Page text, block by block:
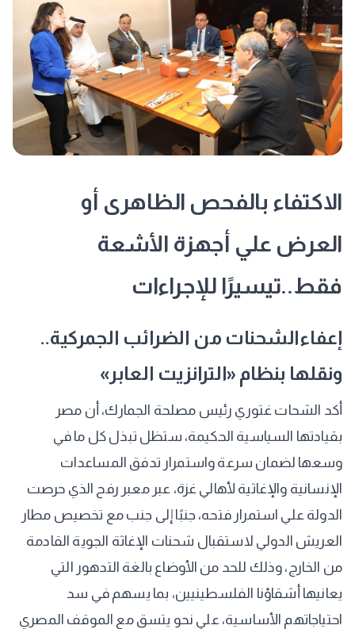
الاكتفاء بالفحص الظاهرى أو
العرض علي أجهزة الأشعة
فقط..تيسيرًا للإجراءات
إعفاءالشحنات من الضرائب الجمركية..
ونقلها بنظام «الترانزيت العابر»
أكد الشحات غتوري رئيس مصلحة الجمارك، أن مصر
بقيادتها السياسية الحكيمة، ستظل تبذل كل ما في
وسعها لضمان سرعة واستمرار تدفق المساعدات
الإنسانية والإغاثية لأهالي غزة، عبر معبر رفح الذي حرصت
الدولة علي استمرار فتحه، جنبًا إلى جنب مع تخصيص مطار
العريش الدولي لاستقبال شحنات الإغاثة الجوية القادمة
من الخارج، وذلك للحد من الأوضاع بالغة التدهور التي
يعانيها أشقاؤنا الفلسطينيين، بما يسهم في سد
احتياجاتهم الأساسية، علي نحو يتسق مع الموقف المصري